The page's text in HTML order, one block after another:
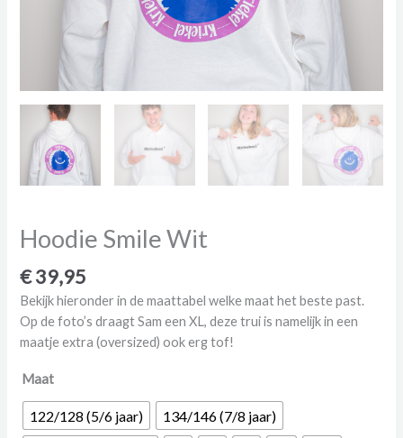
Hoodie Smile Wit
€39,95
Bekijk hieronder in de maattabel welke maat het beste past.
Op de foto’s draagt Sam een XL, deze trui is namelijk in een
maatje extra (oversized) ook erg tof!
Maat
122/128 (5/6 jaar)
134/146 (7/8 jaar)